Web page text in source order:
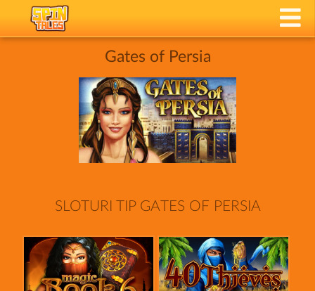
Gates of Persia
SLOTURI TIP GATES OF PERSIA